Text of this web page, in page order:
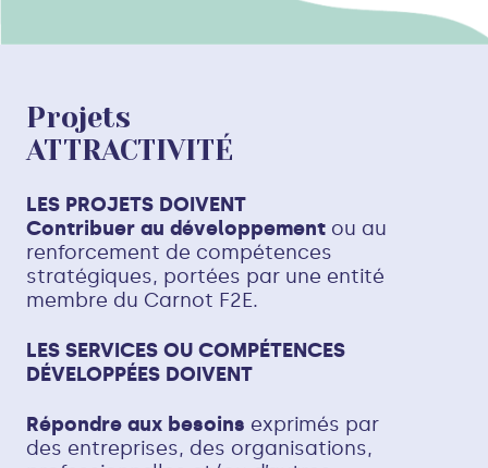
Projets
ATTRACTIVITÉ
LES PROJETS DOIVENT
Contribuer au développement ou au
renforcement de compétences
stratégiques, portées par une entité
membre du Carnot F2E.
LES SERVICES OU COMPÉTENCES
DÉVELOPPÉES DOIVENT
Répondre aux besoins exprimés par
des entreprises, des organisations,